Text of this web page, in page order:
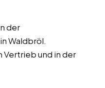
der
Waldbröl.
Vertrieb und in der